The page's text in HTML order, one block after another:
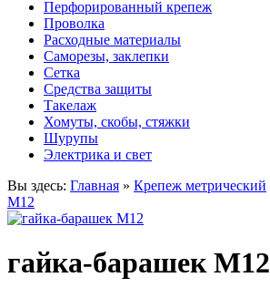
Перфорированный крепеж
Проволка
Расходные материалы
Саморезы, заклепки
Сетка
Средства защиты
Такелаж
Хомуты, скобы, стяжки
Шурупы
Электрика и свет
Вы здесь: Главная » Крепеж метрический
М12
гайка-барашек М12